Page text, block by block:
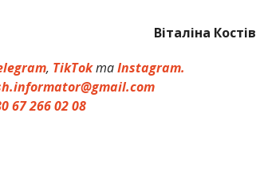
Віталіна Костів
, TikTokтаInstagram.
67 266 02 08